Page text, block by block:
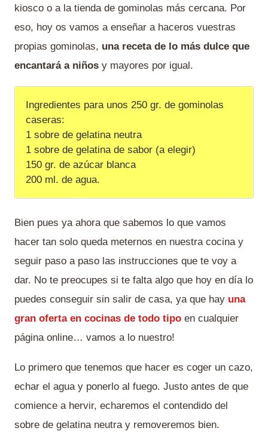
kiosco o a la tienda de gominolas más cercana. Por
eso, hoy os vamos a enseñar a haceros vuestras
propias gominolas, una receta de lo más dulce que
encantará a niños y mayores por igual.
Ingredientes para unos 250 gr. de gominolas
caseras:
1 sobre de gelatina neutra
1 sobre de gelatina de sabor (a elegir)
150 gr. de azúcar blanca
200 ml. de agua.
Bien pues ya ahora que sabemos lo que vamos
hacer tan solo queda meternos en nuestra cocina y
seguir paso a paso las instrucciones que te voy a
dar. No te preocupes si te falta algo que hoy en día lo
puedes conseguir sin salir de casa, ya que hay una
gran oferta en cocinas de todo tipo en cualquier
página online… vamos a lo nuestro!
Lo primero que tenemos que hacer es coger un cazo,
echar el agua y ponerlo al fuego. Justo antes de que
comience a hervir, echaremos el contendido del
sobre de gelatina neutra y removeremos bien.